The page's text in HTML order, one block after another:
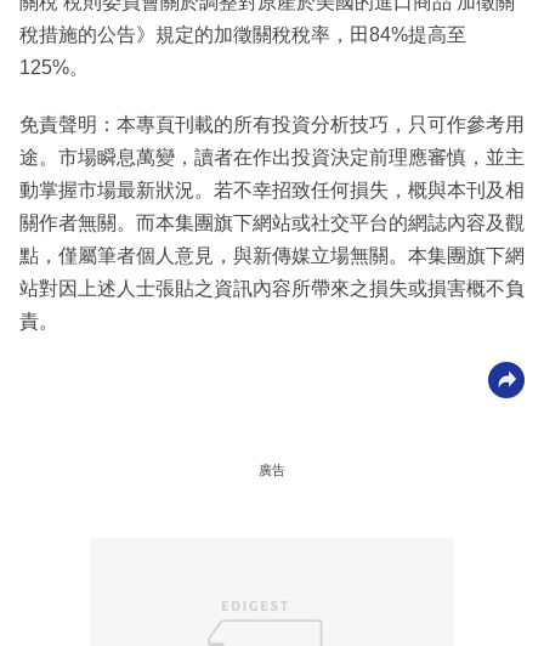
稅措施的公告》規定的加徵關稅稅率，田84%提高至
125%。
免責聲明：本專頁刊載的所有投資分析技巧，只可作參考用
途。市場瞬息萬變，讀者在作出投資決定前理應審慎，並主
動掌握市場最新狀況。若不幸招致任何損失，概與本刊及相
關作者無關。而本集團旗下網站或社交平台的網誌內容及觀
點，僅屬筆者個人意見，與新傳媒立場無關。本集團旗下網
站對因上述人士張貼之資訊內容所帶來之損失或損害概不負
責。
廣告